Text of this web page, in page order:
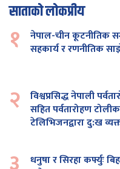
साताको लोकप्रीय
१
नेपाल-चीन कूटनीतिक
सहकार्य र रणनीतिक
२
विश्वप्रसिद्ध नेपाली
सहित पर्वतारोहण
टेलिभिजनद्वारा दु:ख
धनुषा र सिरहा कर्फ्युः